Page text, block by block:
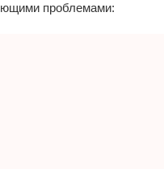
проблемами: